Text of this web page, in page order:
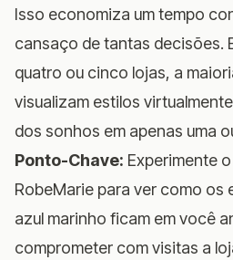
Isso economiza um tempo
cansaço de tantas decisões.
quatro ou cinco lojas, a
visualizam estilos
dos sonhos em apenas uma
Ponto-Chave: Experimente
RobeMarie para ver como os
azul marinho ficam em você
comprometer com visitas a